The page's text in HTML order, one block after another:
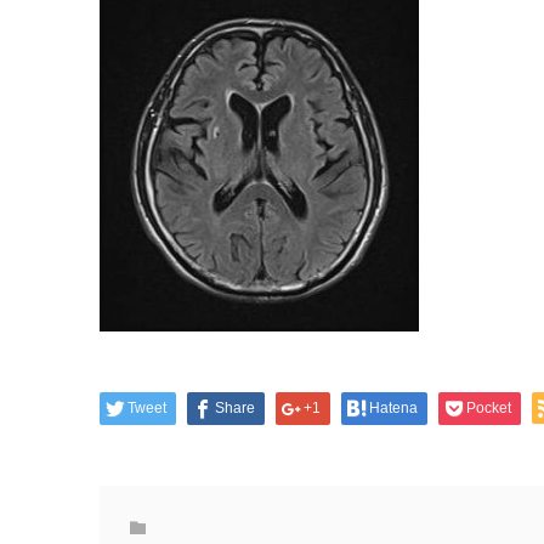
Tweet Share +1 Hatena Pocket